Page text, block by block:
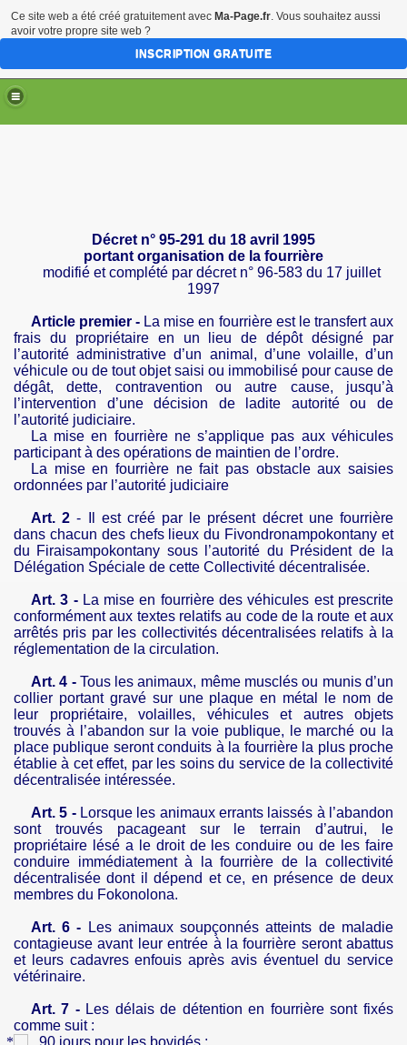
Décret n° 95-291 du 18 avril 1995
portant organisation de la fourrière
modifié et complété par décret n° 96-583 du 17 juillet
1997
Article premier - La mise en fourrière est le transfert aux
frais du propriétaire en un lieu de dépôt désigné par
l’autorité administrative d’un animal, d’une volaille, d’un
véhicule ou de tout objet saisi ou immobilisé pour cause de
dégât, dette, contravention ou autre cause, jusqu’à
l’intervention d’une décision de ladite autorité ou de
l’autorité judiciaire.
La mise en fourrière ne s’applique pas aux véhicules
participant à des opérations de maintien de l’ordre.
La mise en fourrière ne fait pas obstacle aux saisies
ordonnées par l’autorité judiciaire
Art. 2- Il est créé par le présent décret une fourrière
dans chacun des chefs lieux du Fivondronampokontany et
du Firaisampokontany sous l’autorité du Président de la
Délégation Spéciale de cette Collectivité décentralisée.
Art. 3 -La mise en fourrière des véhicules est prescrite
conformément aux textes relatifs au code de la route et aux
arrêtés pris par les collectivités décentralisées relatifs à la
réglementation de la circulation.
Art. 4 - Tous les animaux, même musclés ou munis d’un
collier portant gravé sur une plaque en métal le nom de
leur propriétaire, volailles, véhicules et autres objets
trouvés à l’abandon sur la voie publique, le marché ou la
place publique seront conduits à la fourrière la plus proche
établie à cet effet, par les soins du service de la collectivité
décentralisée intéressée.
Art. 5 -Lorsque les animaux errants laissés à l’abandon
sont trouvés pacageant sur le terrain d’autrui, le
propriétaire lésé a le droit de les conduire ou de les faire
conduire immédiatement à la fourrière de la collectivité
décentralisée dont il dépend et ce, en présence de deux
membres du Fokonolona.
Art. 6 - Les animaux soupçonnés atteints de maladie
contagieuse avant leur entrée à la fourrière seront abattus
et leurs cadavres enfouis après avis éventuel du service
vétérinaire.
Art. 7 -Les délais de détention en fourrière sont fixés
comme suit :
90 jours pour les bovidés ;
Ce site web a été créé gratuitement avec Ma-Page.fr. Vous souhaitez aussi
avoir votre propre site web ?
INSCRIPTION GRATUITE